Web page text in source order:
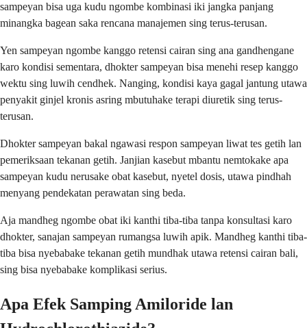
sampeyan bisa uga kudu ngombe kombinasi iki jangka panjang
minangka bagean saka rencana manajemen sing terus-terusan.
Yen sampeyan ngombe kanggo retensi cairan sing ana gandhengane
karo kondisi sementara, dhokter sampeyan bisa menehi resep kanggo
wektu sing luwih cendhek. Nanging, kondisi kaya gagal jantung utawa
penyakit ginjel kronis asring mbutuhake terapi diuretik sing terus-
terusan.
Dhokter sampeyan bakal ngawasi respon sampeyan liwat tes getih lan
pemeriksaan tekanan getih. Janjian kasebut mbantu nemtokake apa
sampeyan kudu nerusake obat kasebut, nyetel dosis, utawa pindhah
menyang pendekatan perawatan sing beda.
Aja mandheg ngombe obat iki kanthi tiba-tiba tanpa konsultasi karo
dhokter, sanajan sampeyan rumangsa luwih apik. Mandheg kanthi tiba-
tiba bisa nyebabake tekanan getih mundhak utawa retensi cairan bali,
sing bisa nyebabake komplikasi serius.
Apa Efek Samping Amiloride lan